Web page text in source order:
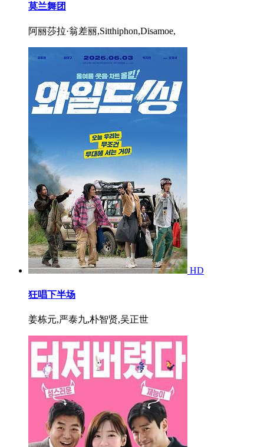
莫兰舞团
阿丽莎拉·翁差丽,Sitthiphon,Disamoe,
HD
狂唱下半场
姜栋元,严泰九,朴智贤,吴正世